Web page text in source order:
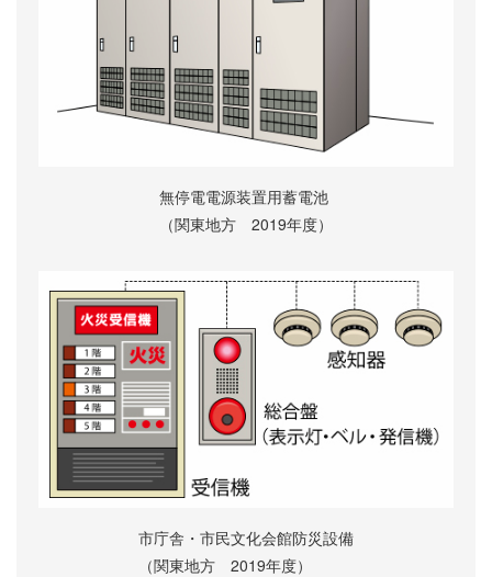
無停電電源装置用蓄電池
（関東地方 2019年度）
市庁舎・市民文化会館防災設備
（関東地方 2019年度）